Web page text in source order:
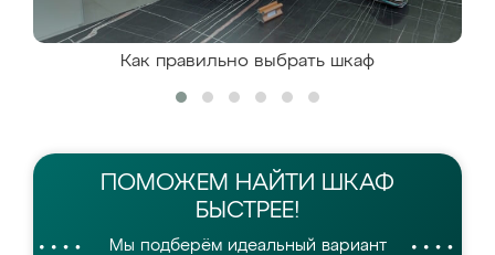
Как правильно выбрать шкаф
ПОМОЖЕМ НАЙТИ ШКАФ
БЫСТРЕЕ!
Мы подберём идеальный вариант